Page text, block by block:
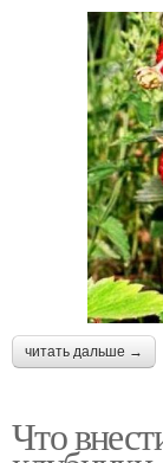
читать дальше →
Что